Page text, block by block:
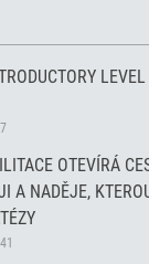
OTEVÍRÁ
A NADĚJE,